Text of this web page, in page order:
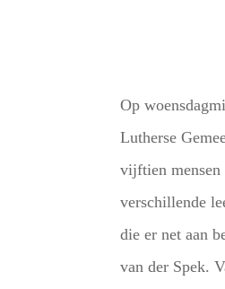
Op
Lutherse
vijftien mensen
verschillende
die er net aan
van der Spek.